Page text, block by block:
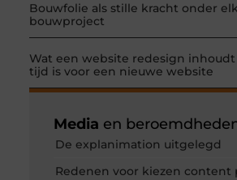
Bouwfolie als stille kracht onder
bouwproject
Wat een website redesign
tijd is voor een nieuwe website
Media en
De explanimation uitgelegd
Redenen voor kiezen content